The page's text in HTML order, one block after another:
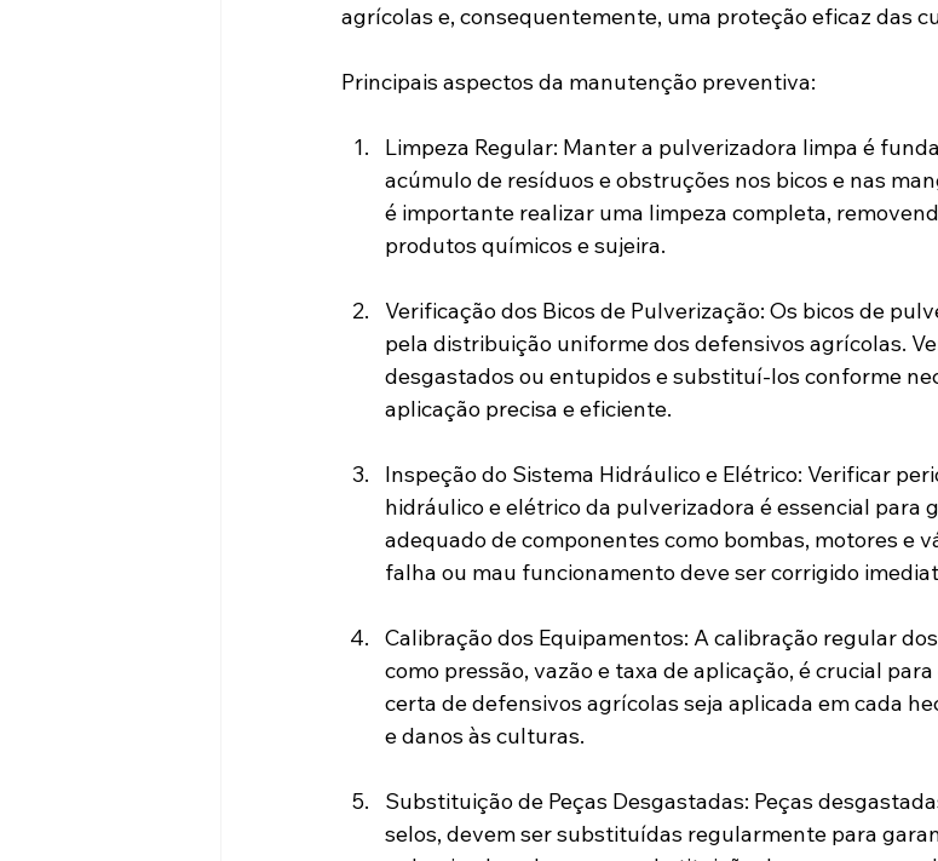
agrícolas e, consequentemente, uma proteção eficaz das
Principais aspectos da manutenção preventiva:
Limpeza Regular: Manter a pulverizadora limpa é
acúmulo de resíduos e obstruções nos bicos e nas
é importante realizar uma limpeza completa,
produtos químicos e sujeira.
Verificação dos Bicos de Pulverização: Os bicos de
pela distribuição uniforme dos defensivos agrícolas.
desgastados ou entupidos e substituí-los conforme
aplicação precisa e eficiente.
Inspeção do Sistema Hidráulico e Elétrico: Verificar
hidráulico e elétrico da pulverizadora é essencial para
adequado de componentes como bombas, motores e
falha ou mau funcionamento deve ser corrigido
Calibração dos Equipamentos: A calibração regular
como pressão, vazão e taxa de aplicação, é crucial
certa de defensivos agrícolas seja aplicada em cada
e danos às culturas.
Substituição de Peças Desgastadas: Peças
selos, devem ser substituídas regularmente para